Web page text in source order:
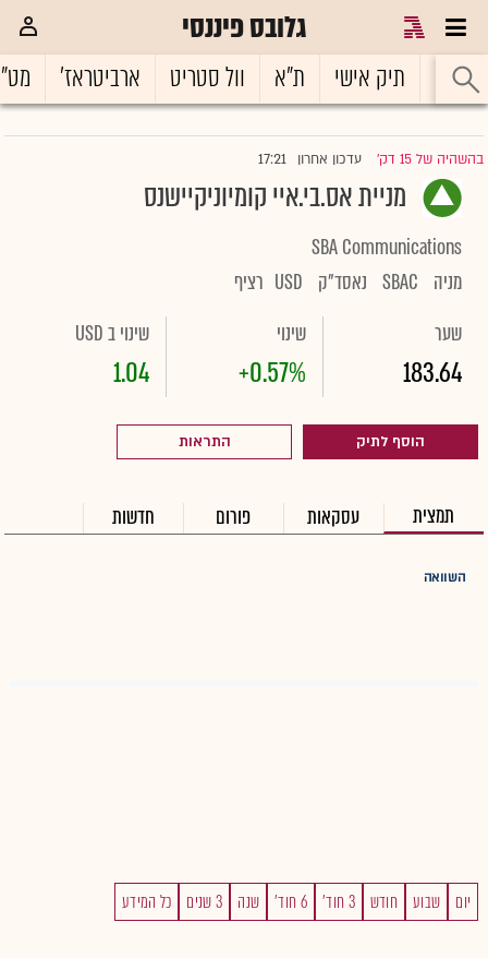
גלובס פיננסי
ראשי תיק אישי ת"א וול סטריט ארביטראז'
בהשהיה של 15 דק' |עדכון אחרון 17:21
מניית אס.בי.איי קומיוניקיישנס
SBA Communications
מניה
SBAC נאסד"ק USD רציף
שער
183.64
שינוי
+0.57%
שינוי ב USD
1.04
הוסף לתיק התראות
תמצית עסקאות פורום חדשות
השוואה
יום שבוע חודש 3 חוד' 6 חוד' שנה 3 שנים כל המידע